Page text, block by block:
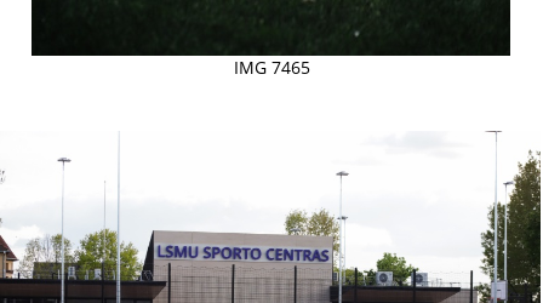
IMG 7465